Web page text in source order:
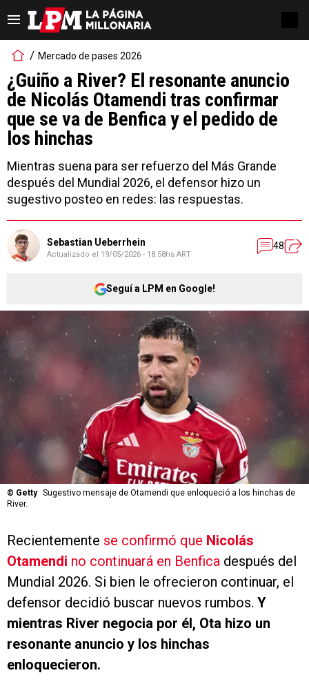
Mercado de pases 2026
¿Guiño a River? El resonante anuncio
de Nicolás Otamendi tras confirmar
que se va de Benfica y el pedido de
los hinchas
Mientras suena para ser refuerzo del Más Grande
después del Mundial 2026, el defensor hizo un
sugestivo posteo en redes: las respuestas.
Sebastian Ueberrhein
Actualizado el 19/05/2026 - 18:58hs ART
48
Seguí a LPM en Google!
© Getty Sugestivo mensaje de Otamendi que enloqueció a los hinchas de
River.
Recientemente se confirmó que Nicolás
Otamendi no continuará en Benfica después del
Mundial 2026. Si bien le ofrecieron continuar, el
defensor decidió buscar nuevos rumbos. Y
mientras River negocia por él, Ota hizo un
resonante anuncio y los hinchas
enloquecieron.